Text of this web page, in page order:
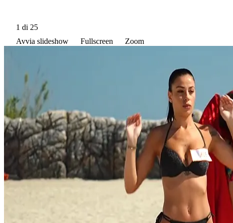
1 di 25
Avvia slideshow
Fullscreen Zoom